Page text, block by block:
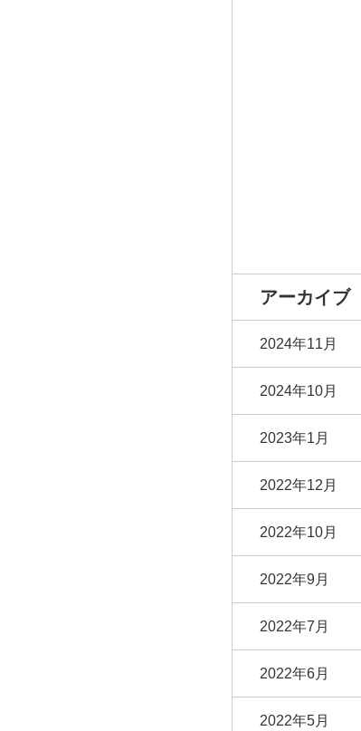
アーカイブ
2024年11月
2024年10月
2023年1月
2022年12月
2022年10月
2022年9月
2022年7月
2022年6月
2022年5月